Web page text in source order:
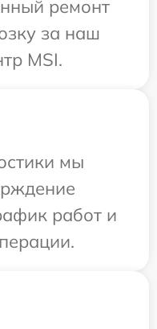
ремонт
за наш
MSI.
мы
работ и